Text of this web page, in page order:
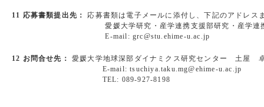
11 応募書類提出先： 応募書類は電子メールに添付し、下記のアドレ
愛媛大学研究・産学連携支援部研究・産学連携課
E-mail: grc@stu.ehime-u.ac.jp
12 お問合せ先： 愛媛大学地球深部ダイナミクス研究センター 土屋
E-mail: tsuchiya.taku.mg@ehime-u.ac.jp
TEL: 089-927-8198